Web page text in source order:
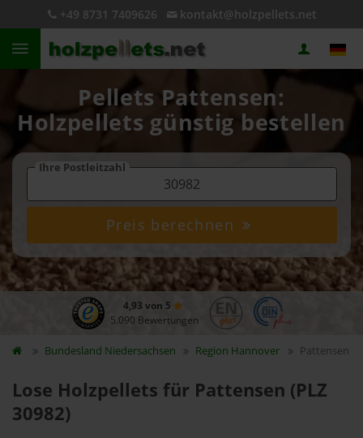
+49 8731 7409626 kontakt@holzpellets.net
Pellets Pattensen:
Holzpellets günstig bestellen
Ihre Postleitzahl
Preis berechnen
4,93 von 5
5.090 Bewertungen
Bundesland Niedersachsen Region Hannover Pattensen
Lose Holzpellets für Pattensen (PLZ
30982)